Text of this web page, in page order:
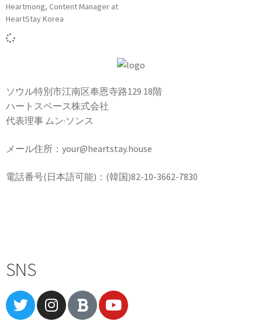
Heartmong, Content Manager at
HeartStay Korea
ソウル特別市江南区奉恩寺路129 18階
ハートスペース株式会社
代表理事 ムン·ソンス
メール住所：your@heartstay.house
電話番号(日本語可能)：(韓国)82-10-3662-7830
SNS